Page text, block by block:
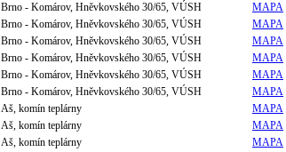
Brno - Komárov, Hněvkovského 30/65, VÚSH MAPA
Brno - Komárov, Hněvkovského 30/65, VÚSH MAPA
Brno - Komárov, Hněvkovského 30/65, VÚSH MAPA
Brno - Komárov, Hněvkovského 30/65, VÚSH MAPA
Brno - Komárov, Hněvkovského 30/65, VÚSH MAPA
Brno - Komárov, Hněvkovského 30/65, VÚSH MAPA
Aš, komín teplárny MAPA
Aš, komín teplárny MAPA
Aš, komín teplárny MAPA